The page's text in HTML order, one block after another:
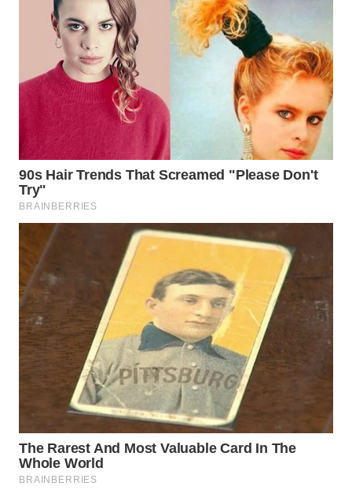
WN
SURABAYA
WN
NATUNA
WN
BINTAN
WN
LIKUPANG
LABUANBAJO
WN
BORNEO
Wahana
Media
Group